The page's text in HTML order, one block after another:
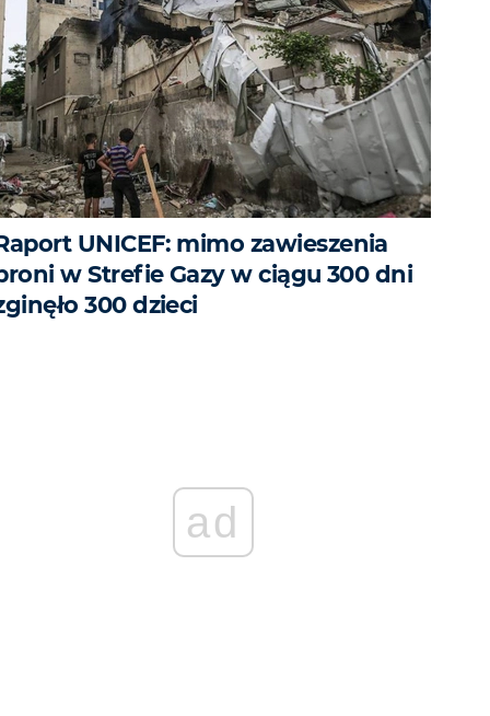
UNICEF: mimo zawieszenia
w Strefie Gazy w ciągu 300 dni
300 dzieci
ad